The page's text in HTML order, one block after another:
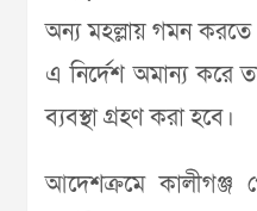
অন্য মহল্লায় গমন করতে
এ নির্দেশ অমান্য করে
ব্যবস্থা গ্রহণ করা হবে।
আদেশক্রমে কালীগঞ্জ